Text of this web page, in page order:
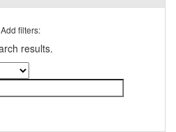
Add filters:
results.